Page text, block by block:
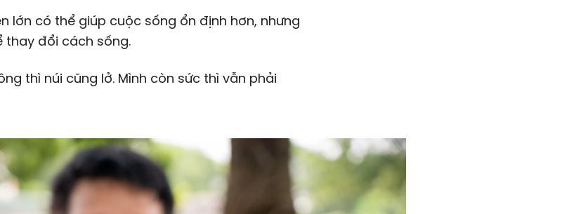
lớn có thể giúp cuộc sống ổn định hơn, nhưng
thay đổi cách sống.
thì núi cũng lở. Mình còn sức thì vẫn phải